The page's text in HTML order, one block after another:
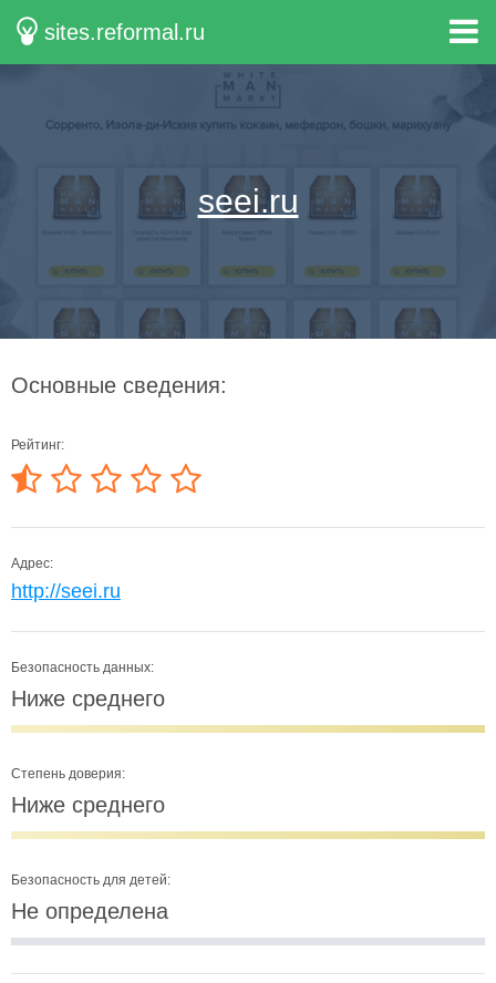
sites.reformal.ru
seei.ru
Основные сведения:
Рейтинг:
Адрес:
http://seei.ru
Безопасность данных:
Ниже среднего
Степень доверия:
Ниже среднего
Безопасность для детей:
Не определена